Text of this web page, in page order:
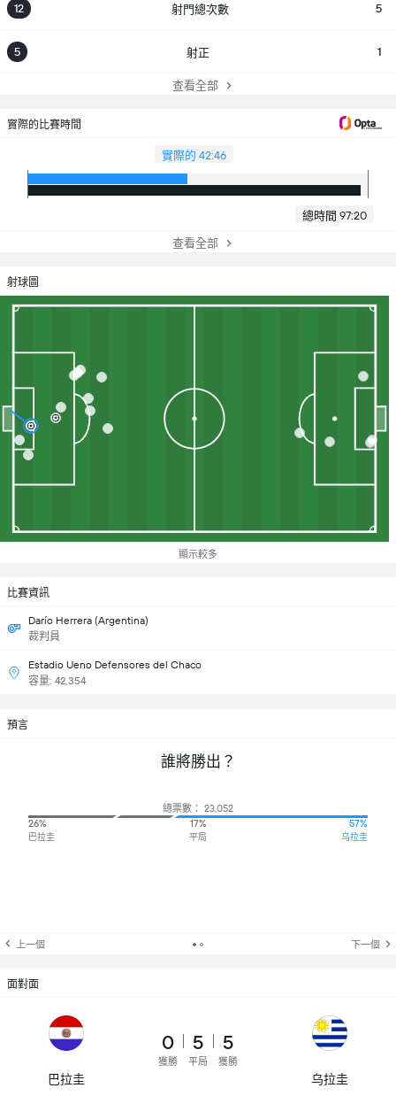
12 射門總次數 5
5 射正 1
查看全部
實際的比賽時間
實際的 42:46
總時間 97:20
查看全部
射球圖
顯示較多
比賽資訊
Darío Herrera (Argentina)
裁判員
Estadio Ueno Defensores del Chaco
容量: 42,354
預言
誰將勝出？
總票數： 23,052
26%
巴拉圭
17%
平局
57%
乌拉圭
上一個 下一個
面對面
巴拉圭
0
獲勝
5
平局
5
獲勝
乌拉圭